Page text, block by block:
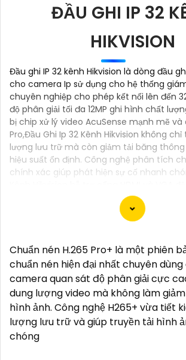
ĐẦU GHI IP 32
HIKVISION
Đầu ghi IP 32 kênh Hikvision là dòng đầu
cho camera Ip sử dụng cho hệ thống
chuyên nghiệp cho phép kết nối lên đến
độ phân giải tối đa 12MP ghi hình chất
bị chip xử lý video AcuSense mạnh mẽ và
Pro,Đầu Ghi Ip 32 Kênh Hikvision không
lượng lưu trữ mà còn giảm tải băng
hiệu suất ổn định. Công nghệ phân tích
chính xác giúp phát hiện sự cố nhanh
(1920x1080P) và chuẩn ONVIF, dễ dàng
nhiều thiết bị. Đầu ghi này là lựa chọn tối
giám sát an ninh chất lượng cao cho
Dĩ nhiên, dưới đây là một mẫu văn
dành cho dự án lắp đặt camera
chuyên nghiệp:
Chuẩn nén H.265 Pro+ là một phiên
chuẩn nén hiện đại nhất chuyên
camera quan sát độ phân giải cực
dung lượng video mà không làm
hình ảnh. Công nghệ H265+ vừa tiết
lượng lưu trữ và giúp truyền tải hình
chóng